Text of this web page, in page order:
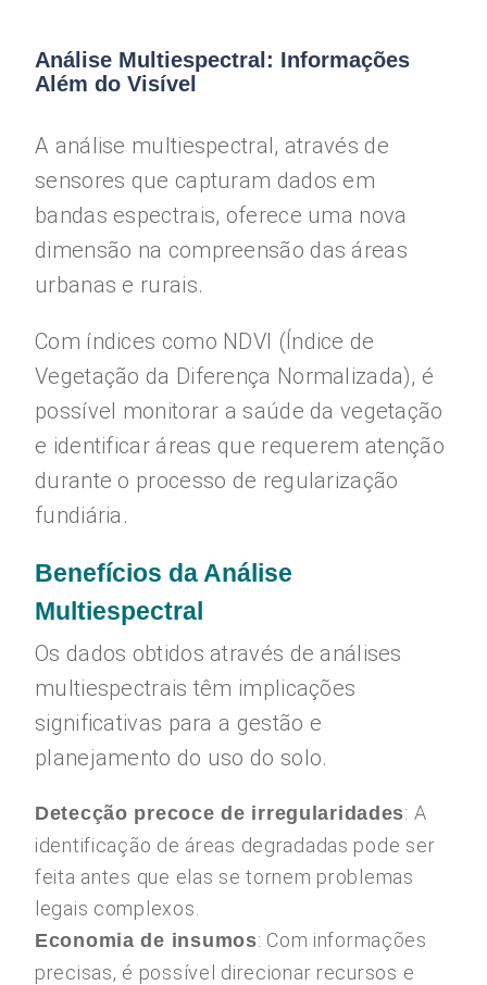
Análise Multiespectral: Informações
Além do Visível
A análise multiespectral, através de
sensores que capturam dados em
bandas espectrais, oferece uma nova
dimensão na compreensão das áreas
urbanas e rurais.
Com índices como NDVI (Índice de
Vegetação da Diferença Normalizada), é
possível monitorar a saúde da vegetação
e identificar áreas que requerem atenção
durante o processo de regularização
fundiária.
Benefícios da Análise
Multiespectral
Os dados obtidos através de análises
multiespectrais têm implicações
significativas para a gestão e
planejamento do uso do solo.
Detecção precoce de irregularidades: A
identificação de áreas degradadas pode ser
feita antes que elas se tornem problemas
legais complexos.
Economia de insumos: Com informações
precisas, é possível direcionar recursos e